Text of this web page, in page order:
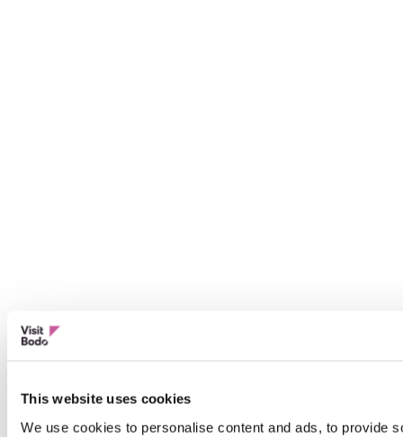
This website uses cookies
We use cookies to personalise content and ads, to provide